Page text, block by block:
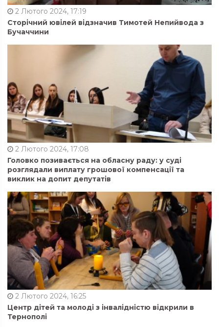
2 Лютого 2024, 17:19
Сторічний ювілей відзначив Тимотей Непийвода з
Бучаччини
2 Лютого 2024, 17:08
Головко позивається на обласну раду: у суді
розглядали виплату грошової компенсації та
виклик на допит депутатів
2 Лютого 2024, 16:25
Центр дітей та молоді з інвалідністю відкрили в
Тернополі